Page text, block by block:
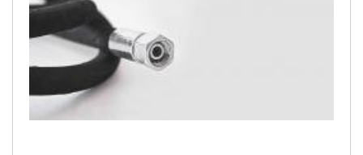
Внутрішній шар: маслостійка синтетична
гума